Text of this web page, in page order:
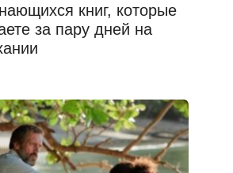
книг, которые
за пару дней на